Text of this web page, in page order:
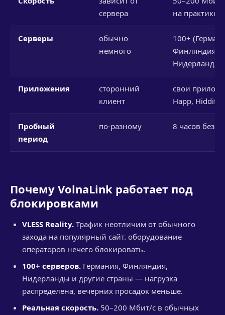
сервера
на практике)
Серверы
обычно
немного
100+
Финляндия,
Нидерланды
Приложения
сторонний
клиент
свои
Happ, Hiddify
Пробный
период
по-разному 8 часов без
Почему VolnaLink работает под
блокировками
VLESS Reality. Трафик неотличим от обычного
захода на популярный сайт. оборудование
операторов нечего блокировать.
100+ серверов. Германия, Финляндия,
Нидерланды и другие страны — нагрузка
распределена, вечерних просадок меньше.
Реальная скорость. 50–200 Мбит/с в обычных